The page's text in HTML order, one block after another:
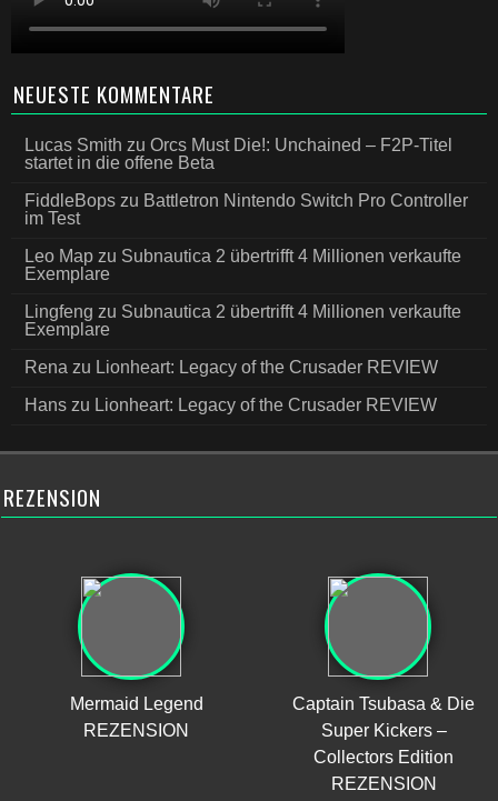
NEUESTE KOMMENTARE
Lucas Smith zu Orcs Must Die!: Unchained – F2P-Titel
startet in die offene Beta
FiddleBops zu Battletron Nintendo Switch Pro Controller
im Test
Leo Map zu Subnautica 2 übertrifft 4 Millionen verkaufte
Exemplare
Lingfeng zu Subnautica 2 übertrifft 4 Millionen verkaufte
Exemplare
Rena zu Lionheart: Legacy of the Crusader REVIEW
Hans zu Lionheart: Legacy of the Crusader REVIEW
REZENSION
Mermaid Legend
REZENSION
Captain Tsubasa & Die
Super Kickers –
Collectors Edition
REZENSION